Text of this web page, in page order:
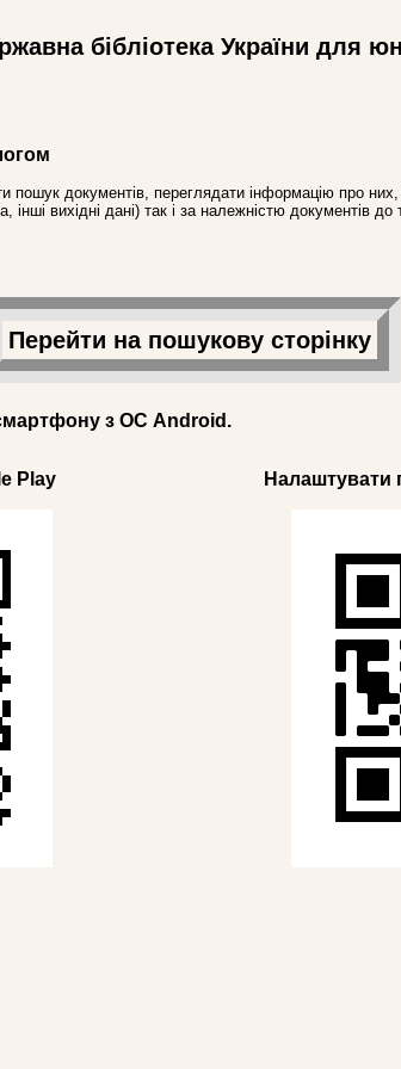
бібліотека України для
документів, переглядати інформацію про
вихідні дані) так і за належністю документів до
Перейти на пошукову сторінку
з ОС Android.
Play Налаштувати